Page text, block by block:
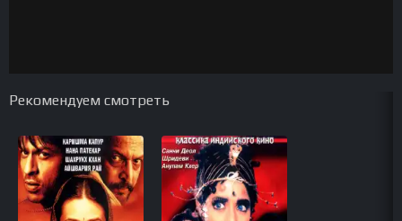
Рекомендуем смотреть